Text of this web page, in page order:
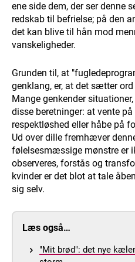
ene side dem, der ser denne
redskab til befrielse; på den
det kan blive til hån mod
vanskeligheder.
Grunden til, at
genklang, er, at det sætter
Mange genkender
disse beretninger: at vente
respektløshed eller håbe på
Ud over dille fremhæver
følelsesmæssige mønstre er
observeres, forstås og
kvinder er det blot at tale
sig selv.
Læs også…
"Mit brød": det nye